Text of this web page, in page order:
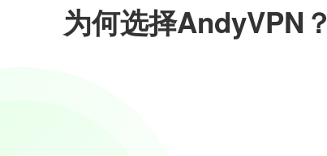
为何选择AndyVPN？